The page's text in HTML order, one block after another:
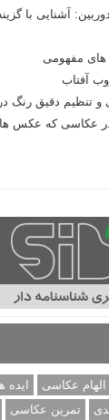
آشنایی با
های مفهومی
آفتاب
در عکاسی که عکس
الهام عکاسی
تمرین عکاسی